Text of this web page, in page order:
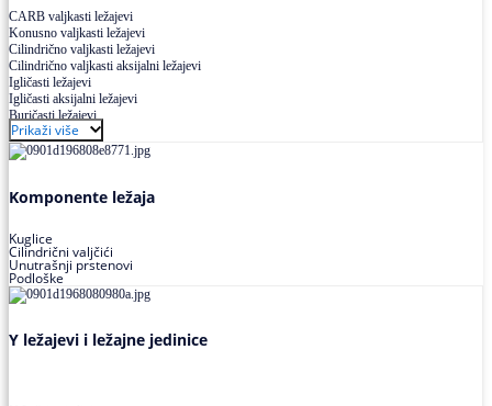
CARB valjkasti ležajevi
Konusno valjkasti ležajevi
Cilindrično valjkasti ležajevi
Cilindrično valjkasti aksijalni ležajevi
Igličasti ležajevi
Igličasti aksijalni ležajevi
Buričasti ležajevi
Buričasti zaptiveni ležajevi
Buričasti aksijalni ležajevi
Prikaži više
Komponente ležaja
Kuglice
Cilindrični valjčići
Unutrašnji prstenovi
Podloške
Y ležajevi i ležajne jedinice